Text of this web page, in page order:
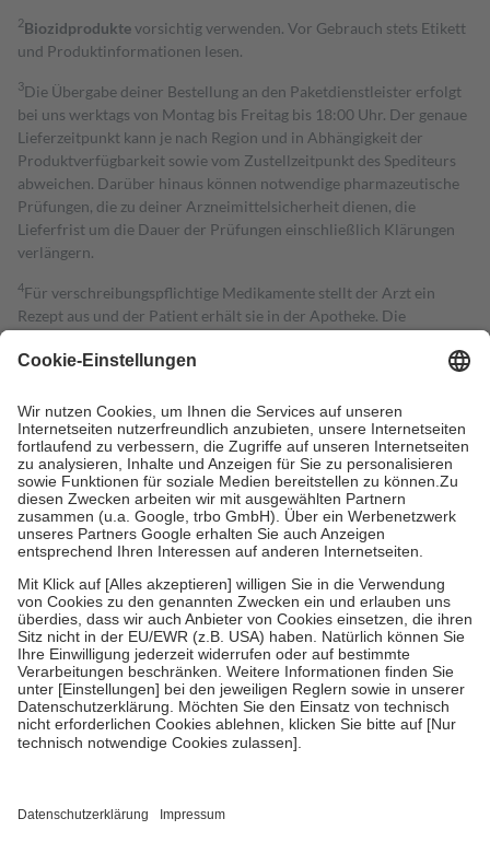
2Biozidproduktevorsichtig verwenden. Vor Gebrauch stets Etikett
und Produktinformationen lesen.
3Die Übergabe deiner Bestellung an den Paketdienstleister erfolgt
bei uns werktags von Montag bis Freitag bis 18:00 Uhr. Der genaue
Lieferzeitpunkt kann je nach Region und in Abhängigkeit der
Produktverfügbarkeit sowie vom Zustellzeitpunkt des Spediteurs
abweichen. Darüber hinaus können notwendige pharmazeutische
Prüfungen, die zu deiner Arzneimittelsicherheit dienen, die
Lieferfrist um die Dauer der Prüfungen einschließlich Klärungen
verlängern.
4Für verschreibungspflichtige Medikamente stellt der Arzt ein
Rezept aus und der Patient erhält sie in der Apotheke. Die
Kosten dafür, der Versicherte trägt einen Teil davon als Zuzahlung
Grundsätzlich leisten Mitglieder Zuzahlungen in Höhe von zehn
Prozent des Abgabepreises,mindestensjedochfünf Euround
höchstens zehn Euro.Es sind jedoch nie mehr als die tatsächlichen
Kosten der Leistung zu entrichten.
Diese Regeln gelten grundsätzlich auch für Online-Apotheken.
Bei Heilmitteln und häuslicher Krankenpflege beträgt die
Zuzahlung zehn Prozent der Kosten sowie zehn Euro je
Um das Engagement der Versicherten für ihre eigene Gesundheit zu
stärken und die besondere Stellung der Familie zu unterstützen,
fallenkeine Zuzahlungen an bei:
• Kindern und Jugendlichen bis zum vollendeten 18. Lebensjahr
mit Ausnahme der Fahrkosten
• Untersuchungen zur Vorsorge und Früherkennung, die von der
GKV getragen werden
• empfohlenen Schutzimpfungen
Wir nutzen Trusted Shops als unabhängigen Dienstleister für die